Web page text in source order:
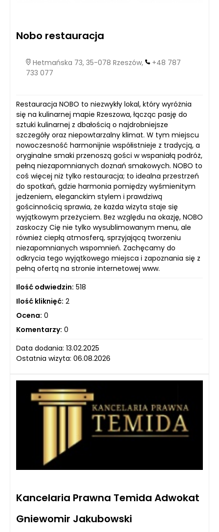
Nobo restauracja
Hetmańska 73, 35-078 Rzeszów,
+48 787
733 077
Restauracja NOBO to niezwykły lokal, który wyróżnia
się na kulinarnej mapie Rzeszowa, łącząc pasję do
sztuki kulinarnej z dbałością o najdrobniejsze
szczegóły oraz niepowtarzalny klimat. W tym miejscu
nowoczesność harmonijnie współistnieje z tradycją, a
oryginalne smaki przenoszą gości w wspaniałą podróż,
pełną niezapomnianych doznań smakowych. NOBO to
coś więcej niż tylko restauracja; to idealna przestrzeń
do spotkań, gdzie harmonia pomiędzy wyśmienitym
jedzeniem, eleganckim stylem i prawdziwą
gościnnością sprawia, że każda wizyta staje się
wyjątkowym przeżyciem. Bez względu na okazję, NOBO
zaskoczy Cię nie tylko wysublimowanym menu, ale
również ciepłą atmosferą, sprzyjającą tworzeniu
niezapomnianych wspomnień. Zachęcamy do
odkrycia tego wyjątkowego miejsca i zapoznania się z
pełną ofertą na stronie internetowej www.
Ilość odwiedzin: 518
Ilość kliknięć: 2
Ocena: 0
Komentarzy: 0
Data dodania: 13.02.2025
Ostatnia wizyta: 06.08.2026
Kancelaria Prawna Temida Adwokat
Gniewomir Jakubowski